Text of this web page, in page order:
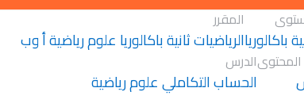
باكالوريا
المقرر
الرياضيات ثانية باكالوريا علوم رياضية أ وب
الدرس
الحساب التكاملي علوم رياضية